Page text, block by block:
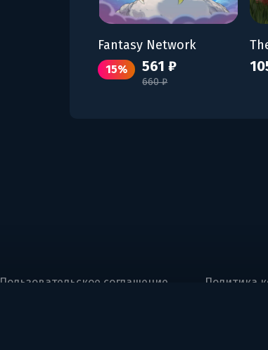
Fantasy Network
15% 561 ₽
660 ₽
Пользовательское соглашение Политика